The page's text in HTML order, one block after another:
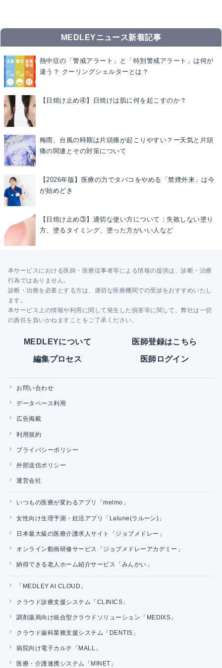
MEDLEYニュース新着記事
熱中症の「警戒アラート」と「特別警戒アラート」は何が
違う？ クーリングシェルターとは？
【日焼け止め④】日焼けは肌に何を起こすのか？
梅雨、台風の時期は片頭痛が起こりやすい？ー天気と片頭
痛の関連とその対策について
【2026年版】医療の力でタバコをやめる「禁煙外来」は今
が始めどき
【日焼け止め③】適切な使い方について：失敗しない塗り
方、塗るタイミング、塗った方がいい人など
本サービスにおける医師・医療従事者等による情報の提供は、診断・治療
行為ではありません。
診断・治療を必要とする方は、適切な医療機関での受診をおすすめいたし
ます。
本サービス上の情報や利用に関して発生した損害等に関して、弊社は一切
の責任を負いかねますことをご了承ください。
MEDLEYについて 医師登録はこちら
編集プロセス 医師ログイン
お問い合わせ
データベース利用
広告掲載
利用規約
プライバシーポリシー
外部送信ポリシー
運営会社
いつもの医療が変わるアプリ「melmo」
女性向け生理予測・妊活アプリ「Lalune(ラルーン)」
日本最大級の医療介護求人サイト「ジョブメドレー」
オンライン動画研修サービス「ジョブメドレーアカデミー」
納得できる老人ホーム紹介サービス「みんかい」
「MEDLEY AI CLOUD」
クラウド診療支援システム「CLINICS」
調剤薬局向け統合型クラウドソリューション「MEDIXS」
クラウド歯科業務支援システム「DENTIS」
病院向け電子カルテ「MALL」
医療・介護連携システム「MINET」